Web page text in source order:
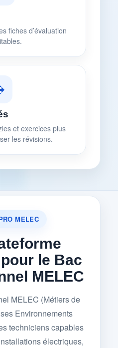
fiches d’évaluation
et exercices plus
les révisions.
MELEC
le Bac
MELEC
MELEC (Métiers de
Environnements
techniciens capables
électriques,